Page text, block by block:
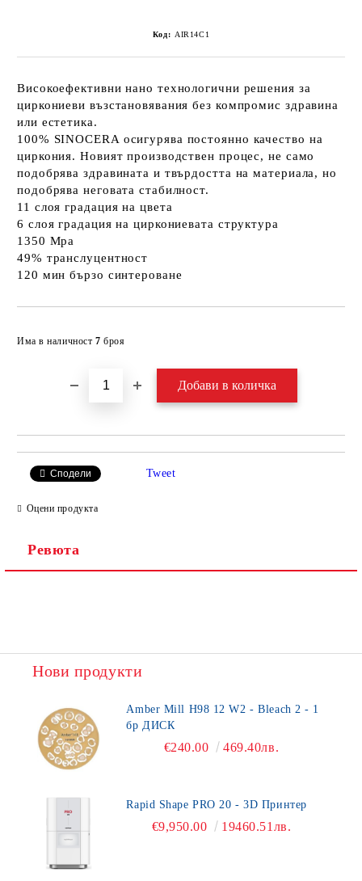
Код: AIR14C1
Високоефективни нано технологични решения за
циркониеви възстановявания без компромис здравина
или естетика.
100% SINOCERA осигурява постоянно качество на
циркония. Новият производствен процес, не само
подобрява здравината и твърдостта на материала, но
подобрява неговата стабилност.
11 слоя градация на цвета
6 слоя градация на циркониевата структура
1350 Mpa
49% транслуцентност
120 мин бързо синтероване
Има в наличност 7 броя
Сподели Tweet
Оцени продукта
Ревюта
Нови продукти
Amber Mill H98 12 W2 - Bleach 2 - 1
бр ДИСК
€240.00 469.40лв.
Rapid Shape PRO 20 - 3D Принтер
€9,950.00 19460.51лв.